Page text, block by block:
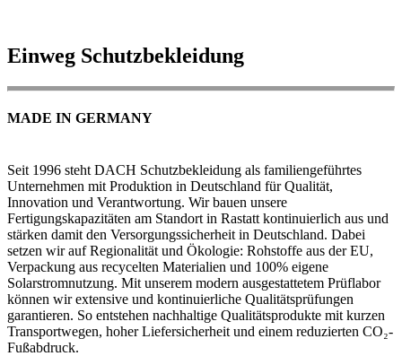
Einweg Schutzbekleidung
MADE IN GERMANY
Seit 1996 steht DACH Schutzbekleidung als familiengeführtes
Unternehmen mit Produktion in Deutschland für Qualität,
Innovation und Verantwortung. Wir bauen unsere
Fertigungskapazitäten am Standort in Rastatt kontinuierlich aus und
stärken damit den Versorgungssicherheit in Deutschland. Dabei
setzen wir auf Regionalität und Ökologie: Rohstoffe aus der EU,
Verpackung aus recycelten Materialien und 100% eigene
Solarstromnutzung. Mit unserem modern ausgestattetem Prüflabor
können wir extensive und kontinuierliche Qualitätsprüfungen
garantieren. So entstehen nachhaltige Qualitätsprodukte mit kurzen
Transportwegen, hoher Liefersicherheit und einem reduzierten CO₂-
Fußabdruck.